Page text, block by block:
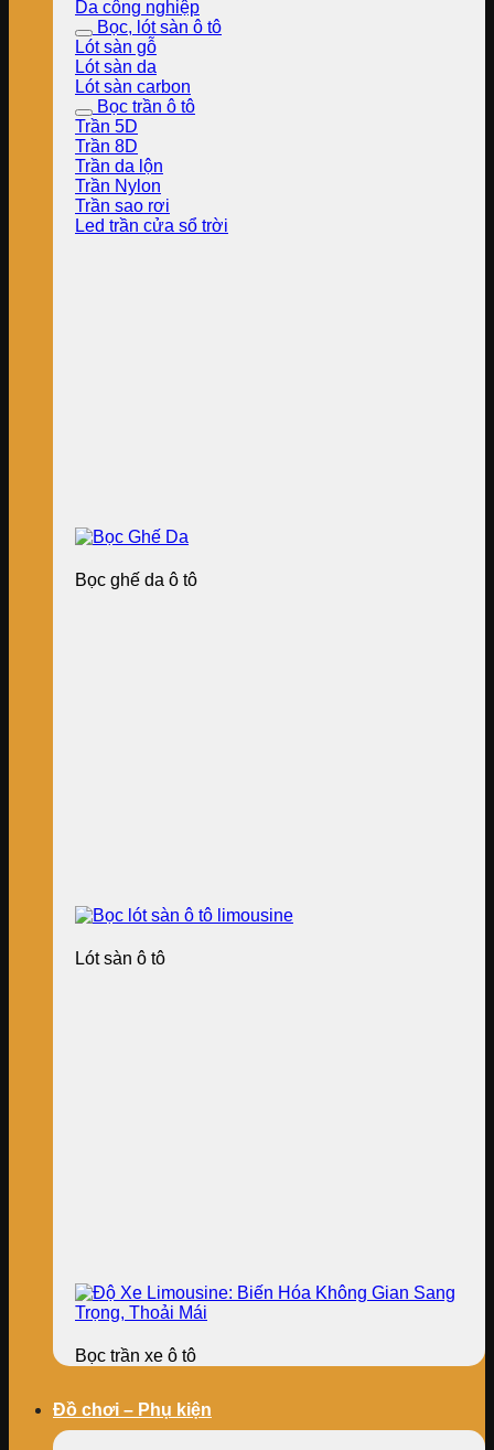
Da công nghiệp
Bọc, lót sàn ô tô
Lót sàn gỗ
Lót sàn da
Lót sàn carbon
Bọc trần ô tô
Trần 5D
Trần 8D
Trần da lộn
Trần Nylon
Trần sao rơi
Led trần cửa sổ trời
Bọc ghế da ô tô
Lót sàn ô tô
Bọc trần xe ô tô
Đồ chơi – Phụ kiện